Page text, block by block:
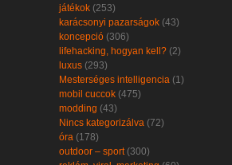
játékok (253)
karácsonyi pazarságok (43)
koncepció (306)
lifehacking, hogyan kell? (2)
luxus (293)
Mesterséges intelligencia (1)
mobil cuccok (475)
modding (43)
Nincs kategorizálva (72)
óra (178)
outdoor – sport(300)